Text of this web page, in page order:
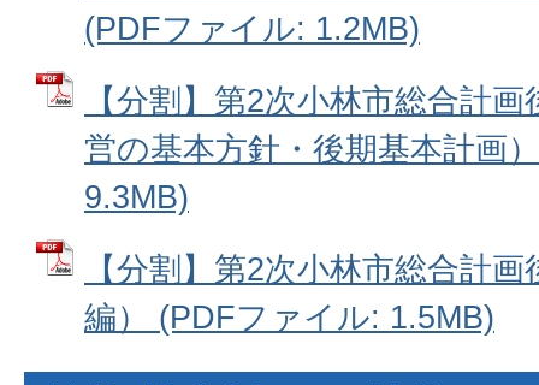
(PDFファイル: 1.2MB)
【分割】第2次小林市総合計
営の基本方針・後期基本計画
9.3MB)
【分割】第2次小林市総合計
編） (PDFファイル: 1.5MB)